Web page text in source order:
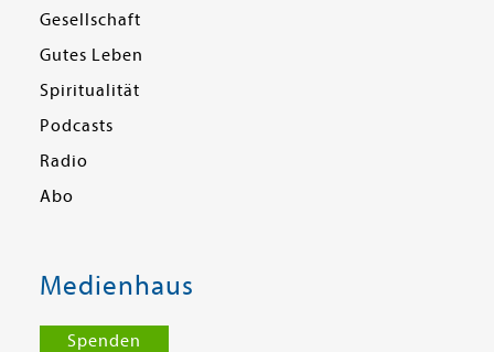
Gesellschaft
Gutes Leben
Spiritualität
Podcasts
Radio
Abo
Medienhaus
Spenden